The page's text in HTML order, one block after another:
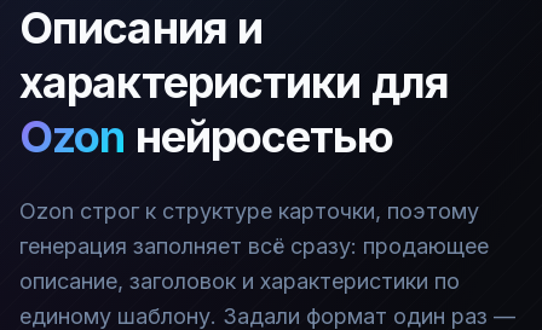
Описания и
характеристики для
Ozon нейросетью
Ozon строг к структуре карточки, поэтому
генерация заполняет всё сразу: продающее
описание, заголовок и характеристики по
единому шаблону. Задали формат один раз —